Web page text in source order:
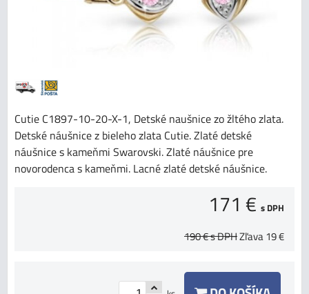
Cutie C1897-10-20-X-1, Detské naušnice zo žltého zlata.
Detské náušnice z bieleho zlata Cutie. Zlaté detské
náušnice s kameňmi Swarovski. Zlaté náušnice pre
novorodenca s kameňmi. Lacné zlaté detské náušnice.
171 € s DPH
190 €s DPHZľava19 €